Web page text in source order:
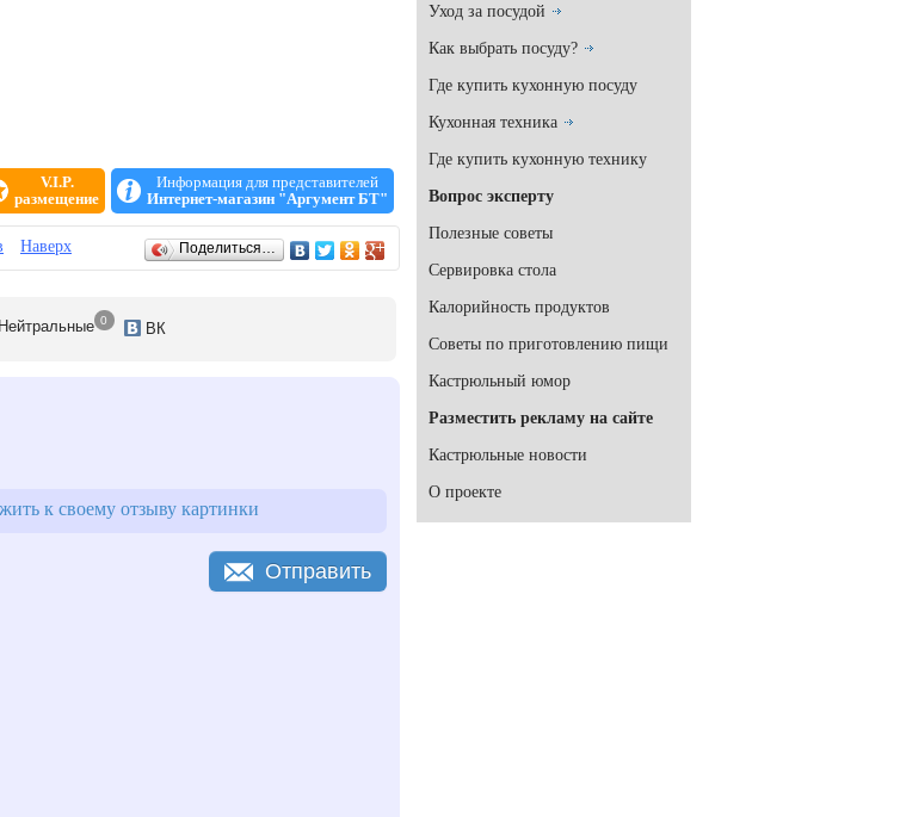
V.I.P.
размещение
Информация для представителей
Интернет-магазин "Аргумент БТ"
Наверх Поделиться…
Нейтральные 0 ВК
к своему отзыву картинки
Отправить
Уход за посудой
Как выбрать посуду?
Где купить кухонную посуду
Кухонная техника
Где купить кухонную технику
Вопрос эксперту
Полезные советы
Сервировка стола
Калорийность продуктов
Советы по приготовлению пищи
Кастрюльный юмор
Разместить рекламу на сайте
Кастрюльные новости
О проекте